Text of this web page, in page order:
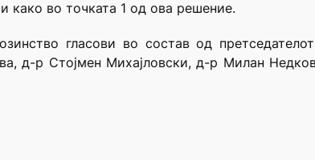
како во точката 1 од ова решение.
гласови во состав од
д-р Стојмен Михајловски, д-р Милан